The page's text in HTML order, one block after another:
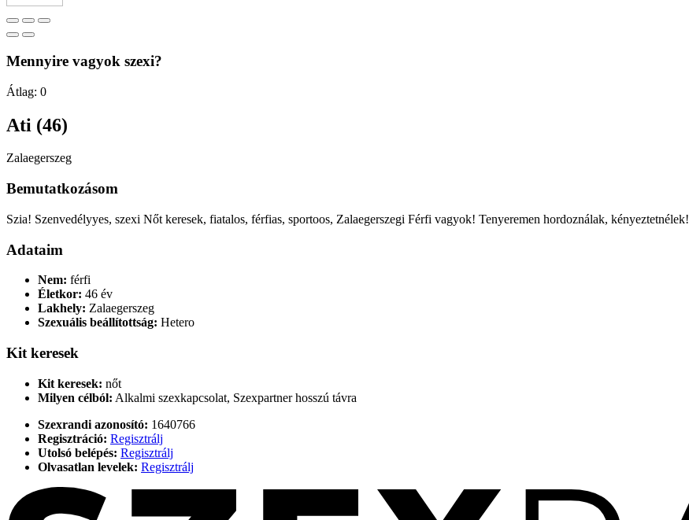
Mennyire vagyok szexi?
Átlag: 0
Ati (46)
Zalaegerszeg
Bemutatkozásom
Szia! Szenvedélyyes, szexi Nőt keresek, fiatalos, férfias, sportoos, Zalaegerszegi Férfi vagyok! Tenyeremen hordoználak, kényeztetnélek!
Adataim
Nem: férfi
Életkor: 46 év
Lakhely: Zalaegerszeg
Szexuális beállítottság: Hetero
Kit keresek
Kit keresek: nőt
Milyen célból: Alkalmi szexkapcsolat, Szexpartner hosszú távra
Szexrandi azonosító: 1640766
Regisztráció: Regisztrálj
Utolsó belépés: Regisztrálj
Olvasatlan levelek: Regisztrálj